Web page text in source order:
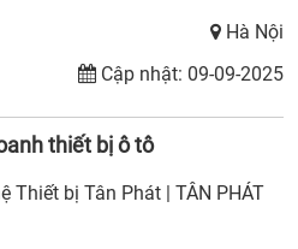
Hà Nội
Cập nhật: 09-09-2025
thiết bị ô tô
Thiết bị Tân Phát | TÂN PHÁT